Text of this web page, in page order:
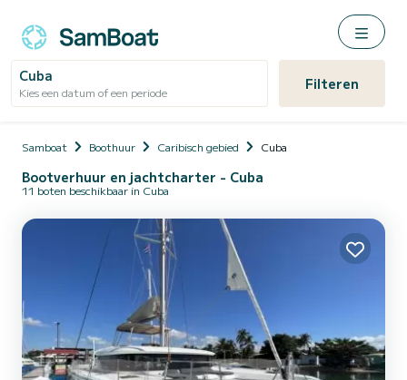
Cuba
Kies een datum of een periode Filteren
Samboat Boothuur Caribisch gebied Cuba
Bootverhuur en jachtcharter - Cuba
11 boten beschikbaar in Cuba